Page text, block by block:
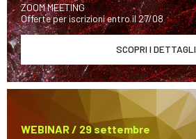
ZOOM MEETING
Offerte per iscrizioni entro il 27/08
SCOPRI I DETTAGLI
WEBINAR / 29 settembre